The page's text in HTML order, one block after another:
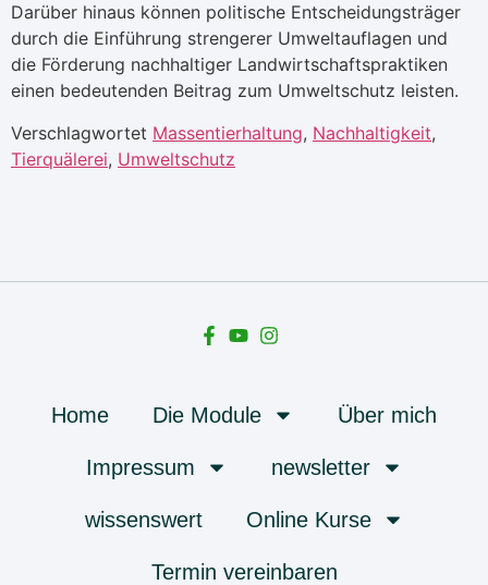
Darüber hinaus können politische Entscheidungsträger
durch die Einführung strengerer Umweltauflagen und
die Förderung nachhaltiger Landwirtschaftspraktiken
einen bedeutenden Beitrag zum Umweltschutz leisten.
Verschlagwortet Massentierhaltung, Nachhaltigkeit,
Tierquälerei, Umweltschutz
Home Die Module Über mich
Impressum newsletter
wissenswert Online Kurse
Termin vereinbaren